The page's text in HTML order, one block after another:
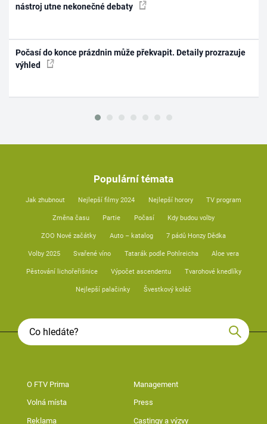
nástroj utne nekonečné debaty
Počasí do konce prázdnin může překvapit. Detaily prozrazuje
výhled
Populární témata
Jak zhubnout Nejlepší filmy 2024 Nejlepší horory TV program
Změna času Partie Počasí Kdy budou volby
ZOO Nové začátky Auto – katalog 7 pádů Honzy Dědka
Volby 2025 Svařené víno Tatarák podle Pohlreicha Aloe vera
Pěstování lichořeřišnice Výpočet ascendentu Tvarohové knedlíky
Nejlepší palačinky Švestkový koláč
O FTV Prima Management
Volná místa Press
Reklama Castingy a výzvy